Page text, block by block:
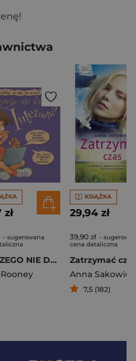
Koper Katarzyna
zł
- sugerowana
DLACZEGO NIE DA SIĘ ŻYĆ BEZ
KSIĄŻKA
29,94 zł
39,90 zł -
cena detaliczna
Zatrzymać
Anna Sakowicz
7,5 (182)